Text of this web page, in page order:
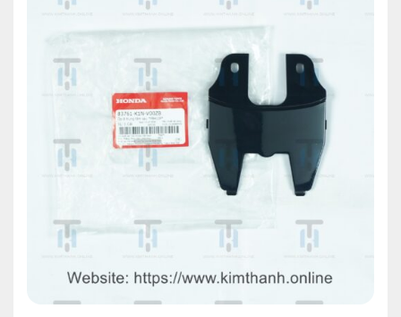
Không có sản phẩm nào trong giỏ hàng